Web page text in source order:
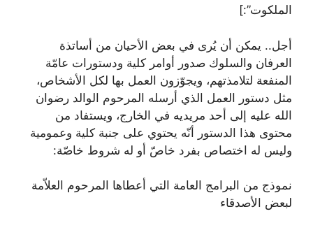
الملكوت”:]
أجل.. يمكن أن يُرى في بعض الأحيان من أساتذة
العرفان والسلوك صدور أوامر كلية ودستورات عامّة
المنفعة لتلامذتهم، ويجوّزون العمل بها لكل الأشخاص،
مثل دستور العمل الذي أرسله المرحوم الوالد رضوان
الله عليه إلى أحد مريديه في الخارج، ويستفاد من
محتوى هذا الدستور أنّه يحتوي على جنبة كلية وعمومية
وليس له اختصاص بفرد خاصّ أو له شروط خاصّة:
نموذج من البرامج العامة التي أعطاها المرحوم العلاّمة
لبعض الأصدقاء